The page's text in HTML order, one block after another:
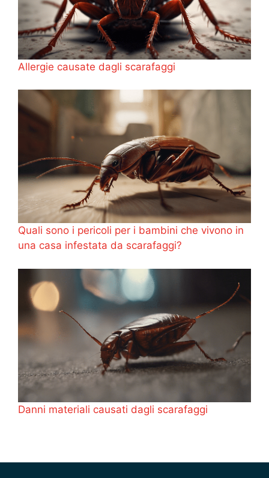
Allergie causate dagli scarafaggi
Quali sono i pericoli per i bambini che vivono in
una casa infestata da scarafaggi?
Danni materiali causati dagli scarafaggi